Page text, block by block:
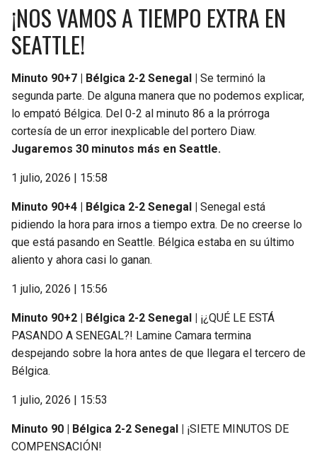
¡NOS VAMOS A TIEMPO EXTRA EN
SEATTLE!
Minuto 90+7 | Bélgica 2-2 Senegal | Se terminó la
segunda parte. De alguna manera que no podemos explicar,
lo empató Bélgica. Del 0-2 al minuto 86 a la prórroga
cortesía de un error inexplicable del portero Diaw.
Jugaremos 30 minutos más en Seattle.
1 julio, 2026 | 15:58
Minuto 90+4 | Bélgica 2-2 Senegal | Senegal está
pidiendo la hora para irnos a tiempo extra. De no creerse lo
que está pasando en Seattle. Bélgica estaba en su último
aliento y ahora casi lo ganan.
1 julio, 2026 | 15:56
Minuto 90+2 | Bélgica 2-2 Senegal | ¡¿QUÉ LE ESTÁ
PASANDO A SENEGAL?! Lamine Camara termina
despejando sobre la hora antes de que llegara el tercero de
Bélgica.
1 julio, 2026 | 15:53
Minuto 90 | Bélgica 2-2 Senegal | ¡SIETE MINUTOS DE
COMPENSACIÓN!